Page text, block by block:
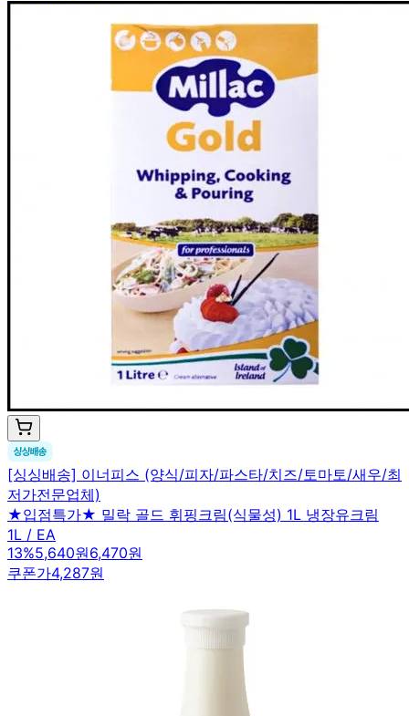
[싱싱배송] 이너피스 (양식/피자/파스타/치즈/토마토/새우/최
저가전문업체)
★입점특가★ 밀락 골드 휘핑크림(식물성) 1L 냉장유크림
1L / EA
13%5,640원6,470원
쿠폰가4,287원